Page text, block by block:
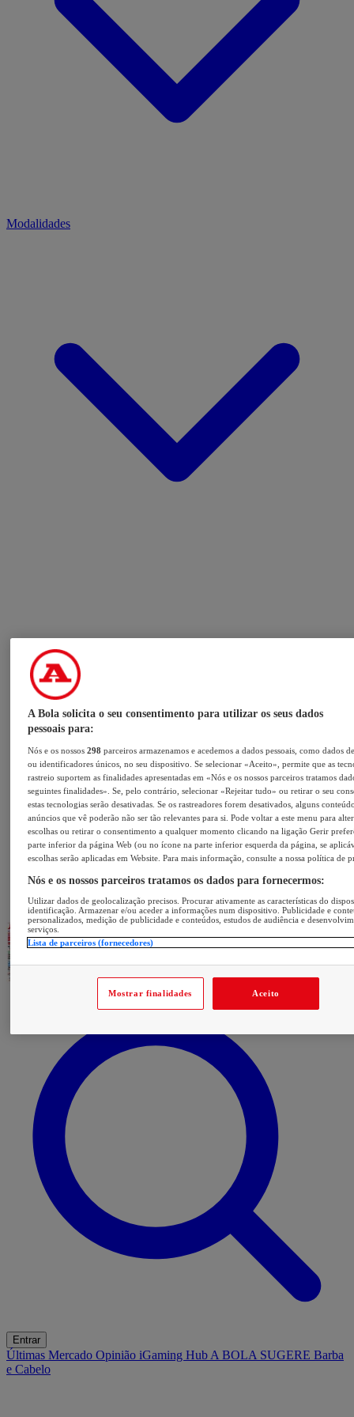
Modalidades
Entrar
Últimas Mercado Opinião iGaming Hub A BOLA SUGERE Barba
e Cabelo
A Bola solicita o seu consentimento para utilizar os seus dados
pessoais para:
Nós e os nossos298 parceiros armazenamos e acedemos a dados pessoais, como dados
ou identificadores únicos, no seu dispositivo. Se selecionar «Aceito», permite que as
rastreio suportem as finalidades apresentadas em «Nós e os nossos parceiros tratamos
seguintes finalidades». Se, pelo contrário, selecionar «Rejeitar tudo» ou retirar o seu
estas tecnologias serão desativadas. Se os rastreadores forem desativados, alguns
anúncios que vê poderão não ser tão relevantes para si. Pode voltar a este menu para
escolhas ou retirar o consentimento a qualquer momento clicando na ligação Gerir
parte inferior da página Web (ou no ícone na parte inferior esquerda da página, se
escolhas serão aplicadas em Website. Para mais informação, consulte a nossa política de
Nós e os nossos parceiros tratamos os dados para fornecermos:
Utilizar dados de geolocalização precisos. Procurar ativamente as características do
identificação. Armazenar e/ou aceder a informações num dispositivo. Publicidade e
personalizados, medição de publicidade e conteúdos, estudos de audiência e
serviços.
Lista de parceiros (fornecedores)
Mostrar finalidades Aceito